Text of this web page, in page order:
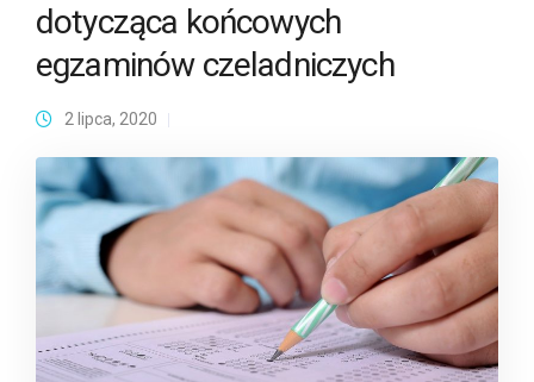
dotycząca końcowych
egzaminów czeladniczych
2 lipca, 2020